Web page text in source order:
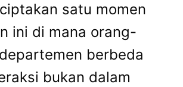
satu momen
ini di mana orang-
berbeda
bukan dalam